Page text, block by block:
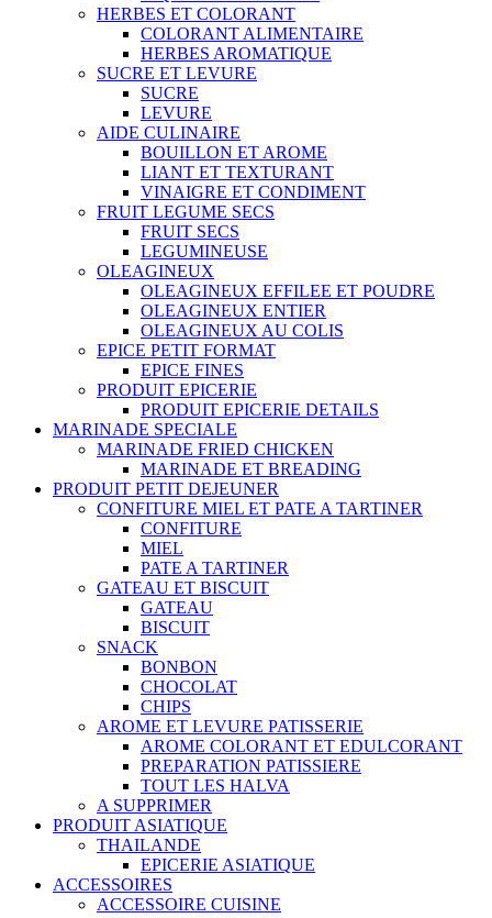
HERBES ET COLORANT
COLORANT ALIMENTAIRE
HERBES AROMATIQUE
SUCRE ET LEVURE
SUCRE
LEVURE
AIDE CULINAIRE
BOUILLON ET AROME
LIANT ET TEXTURANT
VINAIGRE ET CONDIMENT
FRUIT LEGUME SECS
FRUIT SECS
LEGUMINEUSE
OLEAGINEUX
OLEAGINEUX EFFILEE ET POUDRE
OLEAGINEUX ENTIER
OLEAGINEUX AU COLIS
EPICE PETIT FORMAT
EPICE FINES
PRODUIT EPICERIE
PRODUIT EPICERIE DETAILS
MARINADE SPECIALE
MARINADE FRIED CHICKEN
MARINADE ET BREADING
PRODUIT PETIT DEJEUNER
CONFITURE MIEL ET PATE A TARTINER
CONFITURE
MIEL
PATE A TARTINER
GATEAU ET BISCUIT
GATEAU
BISCUIT
SNACK
BONBON
CHOCOLAT
CHIPS
AROME ET LEVURE PATISSERIE
AROME COLORANT ET EDULCORANT
PREPARATION PATISSIERE
TOUT LES HALVA
A SUPPRIMER
PRODUIT ASIATIQUE
THAILANDE
EPICERIE ASIATIQUE
ACCESSOIRES
ACCESSOIRE CUISINE